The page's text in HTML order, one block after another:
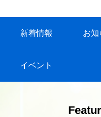
新着情報 お知
イベント